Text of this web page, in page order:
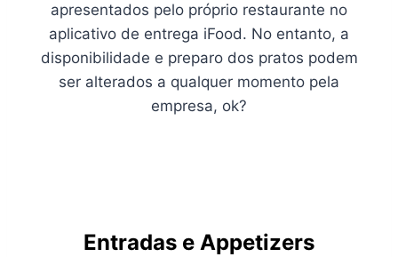
apresentados pelo próprio restaurante no
aplicativo de entrega iFood. No entanto, a
disponibilidade e preparo dos pratos podem
ser alterados a qualquer momento pela
empresa, ok?
Entradas e Appetizers